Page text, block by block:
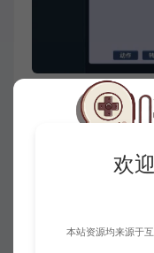
此资源仅限尊享
制，不支持任何
助！如您不能接
欢
本站资源均来源于